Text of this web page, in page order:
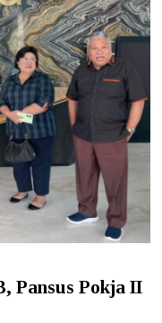
Pansus Pokja II